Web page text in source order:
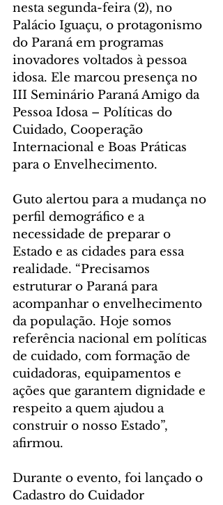
nesta segunda-feira (2), no
Palácio Iguaçu, o protagonismo
do Paraná em programas
inovadores voltados à pessoa
idosa. Ele marcou presença no
III Seminário Paraná Amigo da
Pessoa Idosa – Políticas do
Cuidado, Cooperação
Internacional e Boas Práticas
para o Envelhecimento.
Guto alertou para a mudança no
perfil demográfico e a
necessidade de preparar o
Estado e as cidades para essa
realidade. “Precisamos
estruturar o Paraná para
acompanhar o envelhecimento
da população. Hoje somos
referência nacional em políticas
de cuidado, com formação de
cuidadoras, equipamentos e
ações que garantem dignidade e
respeito a quem ajudou a
construir o nosso Estado”,
afirmou.
Durante o evento, foi lançado o
Cadastro do Cuidador